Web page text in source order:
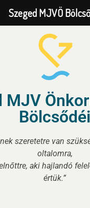
MJV
Bölcsődéi
szeretetre van
oltalomra,
aki hajlandó
értük.”
Szeged MJVÖ